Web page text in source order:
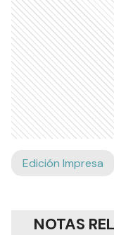
Edición Impresa
NOTAS